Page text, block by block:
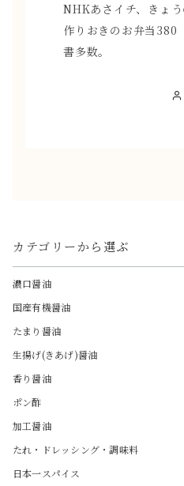
NHKあさイチ、きょう
作りおきのお弁当380
書多数。
カテゴリーから選ぶ
濃口醤油
国産有機醤油
たまり醤油
生揚げ(きあげ)醤油
香り醤油
ポン酢
加工醤油
たれ・ドレッシング・調味料
日本一スパイス